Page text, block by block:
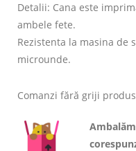
Detalii: Cana este
ambele fete.
Rezistenta la masina de
microunde.
Comanzi fără griji